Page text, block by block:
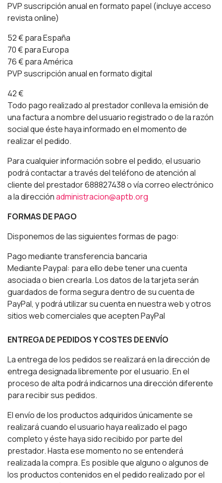
PVP suscripción anual en formato papel (incluye acceso
revista online)
52 € para España
70 € para Europa
76 € para América
PVP suscripción anual en formato digital
42 €
Todo pago realizado al prestador conlleva la emisión de
una factura a nombre del usuario registrado o de la razón
social que éste haya informado en el momento de
realizar el pedido.
Para cualquier información sobre el pedido, el usuario
podrá contactar a través del teléfono de atención al
cliente del prestador 688827438 o vía correo electrónico
a la direcciónadministracion@aptb.org
FORMAS DE PAGO
Disponemos de las siguientes formas de pago:
Pago mediante transferencia bancaria
Mediante Paypal: para ello debe tener una cuenta
asociada o bien crearla. Los datos de la tarjeta serán
guardados de forma segura dentro de su cuenta de
PayPal, y podrá utilizar su cuenta en nuestra web y otros
sitios web comerciales que acepten PayPal
ENTREGA DE PEDIDOS Y COSTES DE ENVÍO
La entrega de los pedidos se realizará en la dirección de
entrega designada libremente por el usuario. En el
proceso de alta podrá indicarnos una dirección diferente
para recibir sus pedidos.
El envío de los productos adquiridos únicamente se
realizará cuando el usuario haya realizado el pago
completo y éste haya sido recibido por parte del
prestador. Hasta ese momento no se entenderá
realizada la compra. Es posible que alguno o algunos de
los productos contenidos en el pedido realizado por el